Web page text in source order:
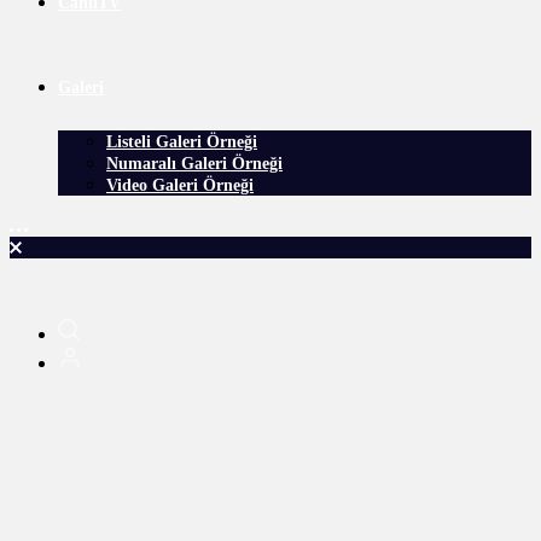
Listeli Galeri Örneği
Numaralı Galeri Örneği
Video Galeri Örneği